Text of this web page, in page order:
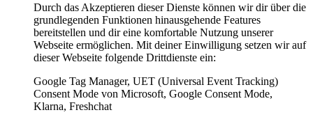
Durch das Akzeptieren dieser Dienste können wir dir über die
grundlegenden Funktionen hinausgehende Features
bereitstellen und dir eine komfortable Nutzung unserer
Webseite ermöglichen. Mit deiner Einwilligung setzen wir auf
dieser Webseite folgende Drittdienste ein:
Google Tag Manager, UET (Universal Event Tracking)
Consent Mode von Microsoft, Google Consent Mode,
Klarna, Freshchat